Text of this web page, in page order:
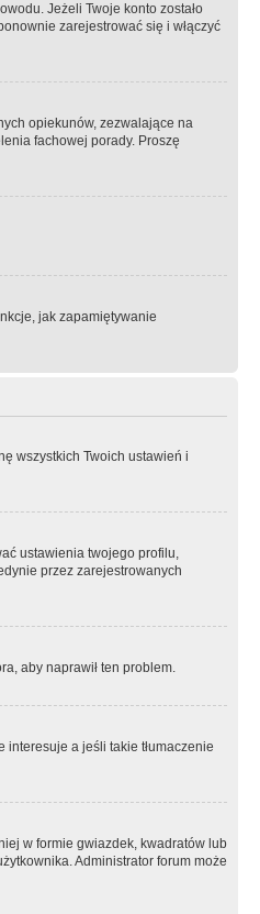
Jeżeli Twoje konto zostało
zarejestrować się i włączyć
opiekunów, zezwalające na
fachowej porady. Proszę
jak zapamiętywanie
wszystkich Twoich ustawień i
ustawienia twojego profilu,
przez zarejestrowanych
aby naprawił ten problem.
interesuje a jeśli takie tłumaczenie
w formie gwiazdek, kwadratów lub
Administrator forum może